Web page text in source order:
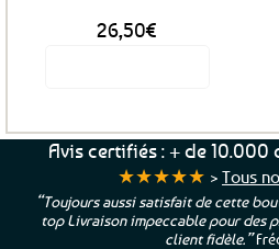
26,50€
Avis certifiés : + de 10.000
★★★★★ > Tous
“Toujours aussi satisfait de cette
top Livraison impeccable pour des
client fidèle.”